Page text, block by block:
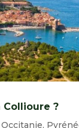
Collioure ?
Occitanie,